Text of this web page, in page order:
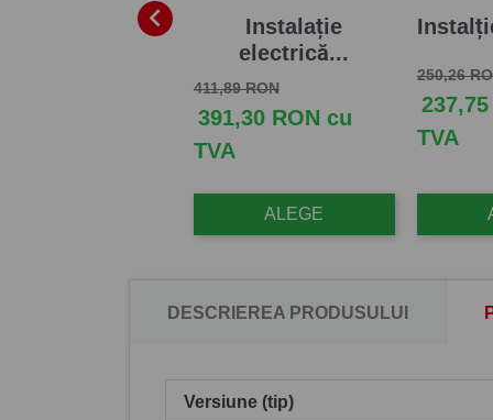

8 PINI - Cablaje
Instalație
electrică...
Pret de baza
411,89 RONPret
391,30 RON cu
TVA
ALEGE
Pret de
250,26
TVA
DESCRIEREA PRODUSULUI
Versiune (tip)